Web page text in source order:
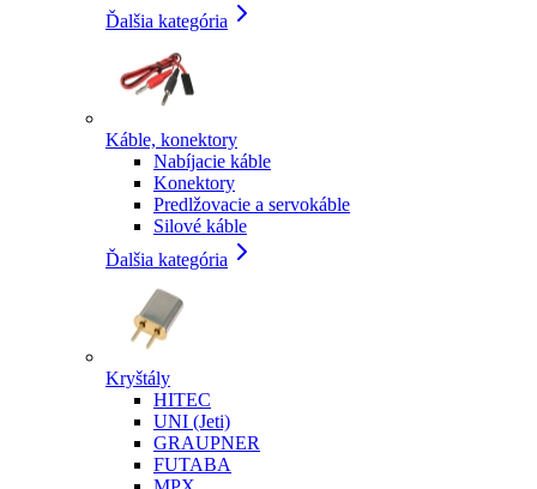
Ďalšia kategória
Káble, konektory
Nabíjacie káble
Konektory
Predlžovacie a servokáble
Silové káble
Ďalšia kategória
Kryštály
HITEC
UNI (Jeti)
GRAUPNER
FUTABA